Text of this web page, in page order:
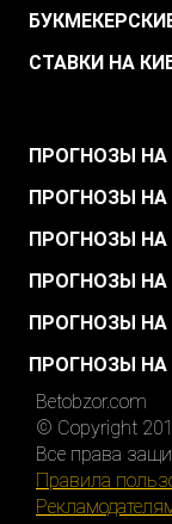
СТАВКИ НА
ПРОГНОЗЫ
ПРОГНОЗЫ НА
ПРОГНОЗЫ НА
ПРОГНОЗЫ НА
ПРОГНОЗЫ
ПРОГНОЗЫ НА
Betobzor.com
© Copyright
Все права
Правила